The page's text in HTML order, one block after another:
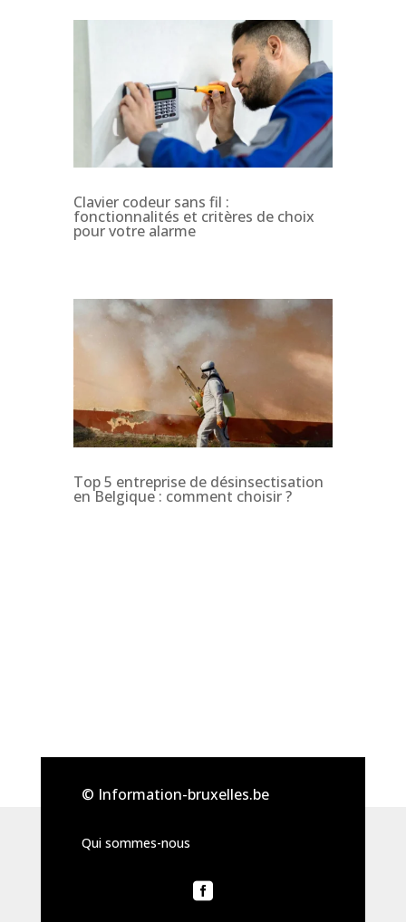
Clavier codeur sans fil :
fonctionnalités et critères de choix
pour votre alarme
Top 5 entreprise de désinsectisation
en Belgique : comment choisir ?
© Information-bruxelles.be
Qui sommes-nous
